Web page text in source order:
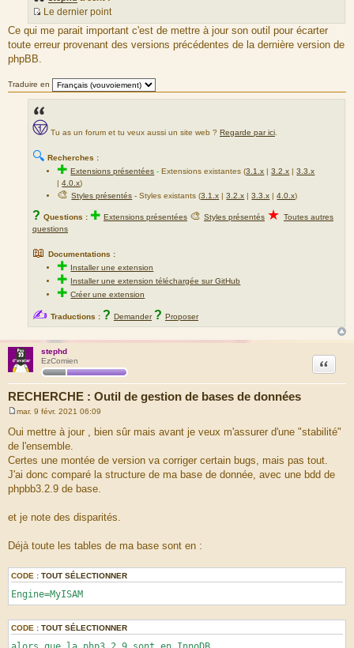
S
o
u
e
d
u
m
s
e
Le dernier point
Ce qui me parait important c'est de mettre à jour son outil pour écarter
toute erreur provenant des versions précédentes de la dernière version de
phpBB.
Traduire en
Tu as un forum et tu veux aussi un site web ? Regarde par ici
🔍 Recherches :
✚Extensions présentées -Extensions existantes (3.1.x |3.2.x |3.3.x
|4.0.x)
🎨Styles présentés - Styles existants (3.1.x |3.2.x |3.3.x |4.0.x)
? Questions : ✚ Extensions présentées 🎨 Styles présentés ★ Toutes autres
questions
📖 Documentations :
✚ Installer une extension
✚ Installer une extension téléchargée sur GitHub
✚Créer une extension
✍ Traductions : ? Demander ? Proposer
stephd
EzComien
RECHERCHE : Outil de gestion de bases de données
Citation
s
s
g
e
mar. 9 févr. 2021 06:09
Oui mettre à jour , bien sûr mais avant je veux m'assurer d'une "stabilité"
de l'ensemble.
Certes une montée de version va corriger certain bugs, mais pas tout.
J'ai donc comparé la structure de ma base de donnée, avec une bdd de
phpbb3.2.9 de base.
et je note des disparités.
Déjà toute les tables de ma base sont en :
CODE : TOUT SÉLECTIONNER
Engine=MyISAM
CODE : TOUT SÉLECTIONNER